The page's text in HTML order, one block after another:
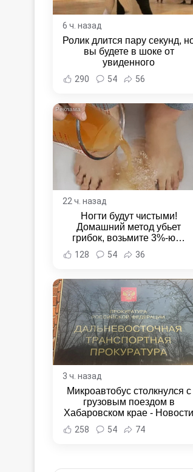
6 ч. назад
Ролик длится пару секунд,
вы будете в шоке от
увиденного
290 54 56
22 ч. назад
Ногти будут чистыми!
Домашний метод убьет
грибок, возьмите 3%-ю…
128 54 36
3 ч. назад
Микроавтобус столкнулся с
грузовым поездом в
Хабаровском крае - Новости
Хабаровска и Хабаровского
края
258 54 74